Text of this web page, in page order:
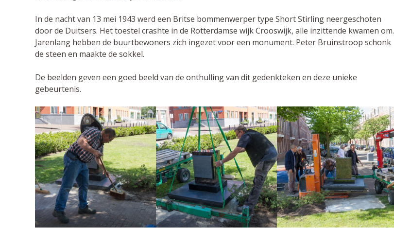
In de nacht van 13 mei 1943 werd een Britse bommenwerper type Short Stirling neergeschoten
door de Duitsers. Het toestel crashte in de Rotterdamse wijk Crooswijk, alle inzittende kwamen om.
Jarenlang hebben de buurtbewoners zich ingezet voor een monument. Peter Bruinstroop schonk
de steen en maakte de sokkel.
De beelden geven een goed beeld van de onthulling van dit gedenkteken en deze unieke
gebeurtenis.